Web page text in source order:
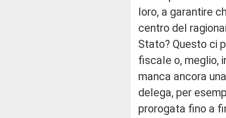
loro, a garantire
centro del
Stato? Questo ci
fiscale o, meglio,
manca ancora
delega, per
prorogata fino a